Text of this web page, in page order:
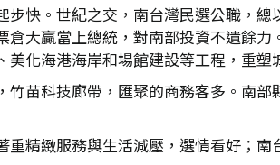
步快。世紀之交，南台灣民選公職，
大贏當上總統，對南部投資不遺餘
化海港海岸和場館建設等工程，重
竹苗科技廊帶，匯聚的商務客多。南
重精緻服務與生活減壓，選情看好；